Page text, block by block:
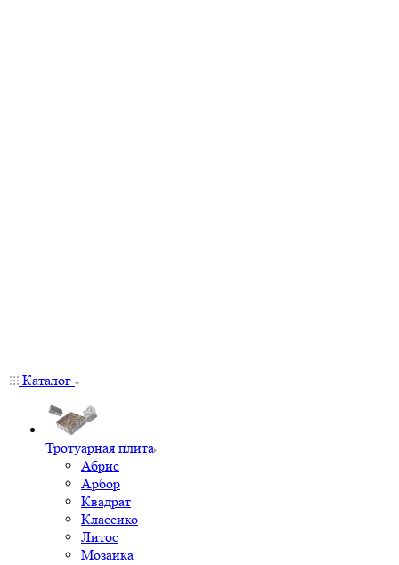
Каталог
Тротуарная плита
Абрис
Арбор
Квадрат
Классико
Литос
Мозаика